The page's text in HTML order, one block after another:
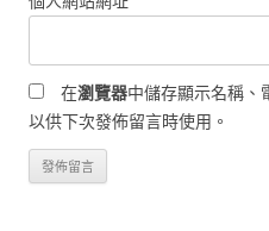
在瀏覽器中儲存顯示名稱、
以供下次發佈留言時使用。